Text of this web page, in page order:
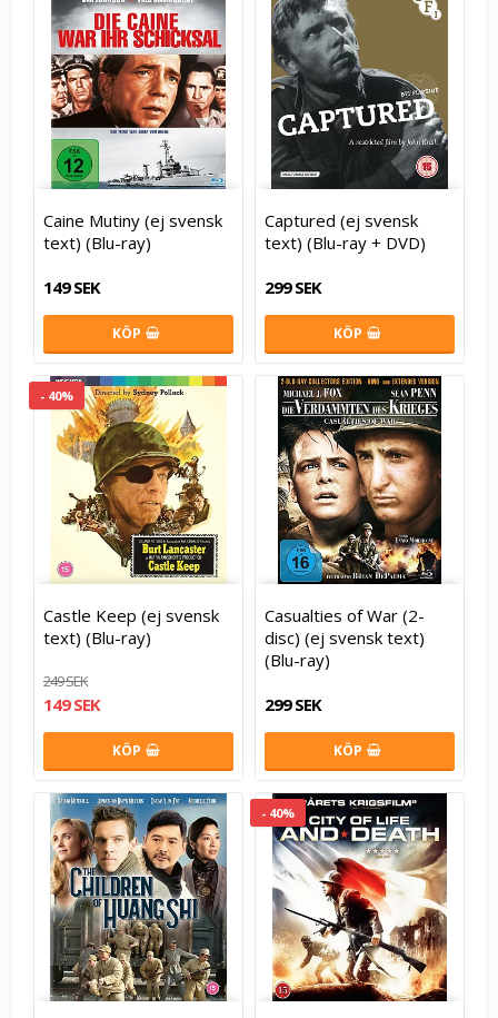
Caine Mutiny (ej svensk
text) (Blu-ray)
149 SEK
KÖP
Captured (ej svensk
text) (Blu-ray + DVD)
299 SEK
KÖP
- 40%
Castle Keep (ej svensk
text) (Blu-ray)
249 SEK
149 SEK
KÖP
Casualties of War (2-
disc) (ej svensk text)
(Blu-ray)
299 SEK
KÖP
- 40%